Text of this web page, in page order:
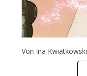
Von Ina Kwiatkowski